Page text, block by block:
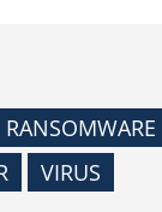
RANSOMWARE
VIRUS